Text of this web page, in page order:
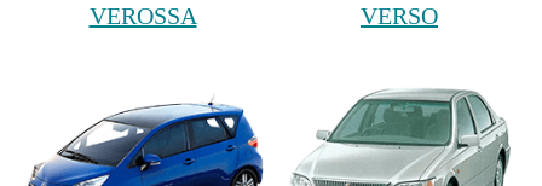
VEROSSA VERSO